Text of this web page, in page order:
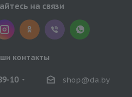
на связи
контакты
10 shop@da.by